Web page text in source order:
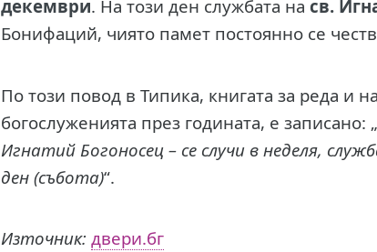
декември. На този ден службата на св.
Бонифаций, чиято памет постоянно се
По този повод в Типика, книгата за реда и
богослуженията през годината, е записано: „
Игнатий Богоносец – се случи в неделя,
ден (събота)“.
Източник: двери.бг